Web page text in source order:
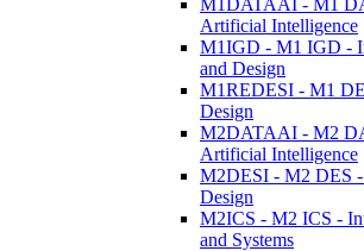
M1DATAAI - M1
Artificial Intelligence
M1IGD - M1 IGD -
and Design
M1REDESI - M1
Design
M2DATAAI - M2
Artificial Intelligence
M2DESI - M2 DES -
Design
M2ICS - M2 ICS -
and Systems